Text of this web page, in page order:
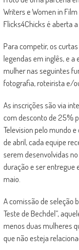
Writers e Women in
Flicks4Chicks é aberta
Para competir, os
legendas em inglês, e
mulher nas seguintes
fotografia, roteirista e/
As inscrições são via
com desconto de 25%
Television pelo mundo e
de abril, cada equipe
serem desenvolvidas
duração e ser entregue
maio.
A comissão de seleção
Teste de Bechdel”,
menos duas mulheres
que não esteja